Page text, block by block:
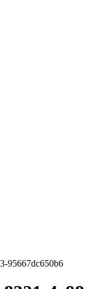
95667dc650b6